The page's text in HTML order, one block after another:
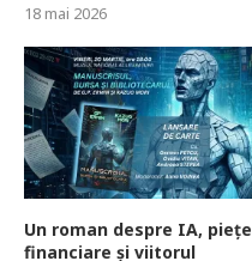
18 mai 2026
Un roman despre IA, piețe
financiare și viitorul